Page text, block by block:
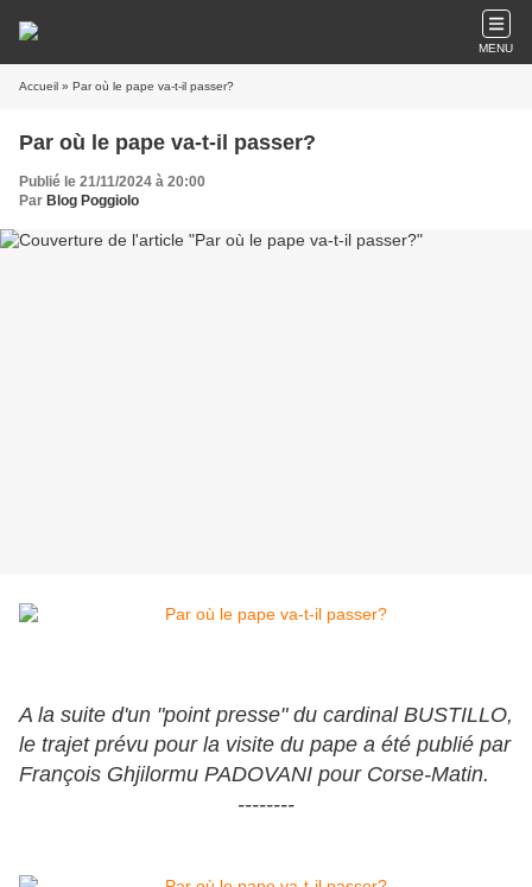
MENU
Accueil » Par où le pape va-t-il passer?
Par où le pape va-t-il passer?
Publié le 21/11/2024 à 20:00
Par Blog Poggiolo
A la suite d'un "point presse" du cardinal BUSTILLO,
le trajet prévu pour la visite du pape a été publié par
François Ghjilormu PADOVANI pour Corse-Matin.
--------